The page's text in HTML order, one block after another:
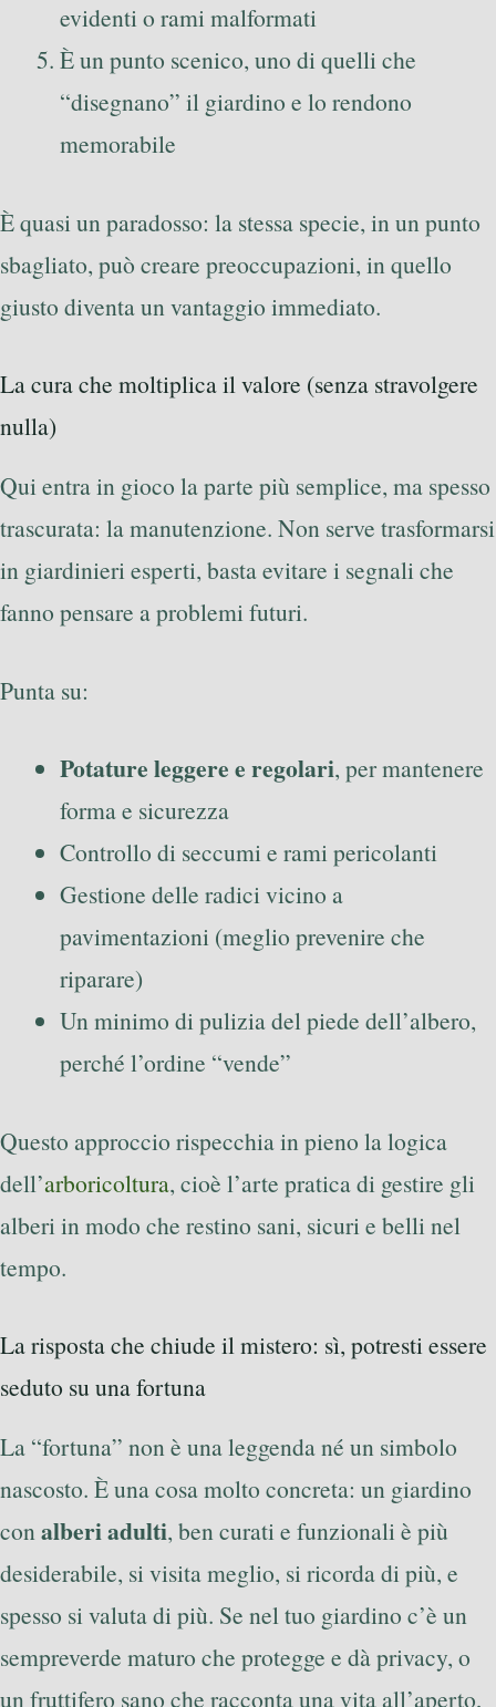
evidenti o rami malformati
È un punto scenico, uno di quelli che
“disegnano” il giardino e lo rendono
memorabile
È quasi un paradosso: la stessa specie, in un punto
sbagliato, può creare preoccupazioni, in quello
giusto diventa un vantaggio immediato.
La cura che moltiplica il valore (senza stravolgere
nulla)
Qui entra in gioco la parte più semplice, ma spesso
trascurata: la manutenzione. Non serve trasformarsi
in giardinieri esperti, basta evitare i segnali che
fanno pensare a problemi futuri.
Punta su:
Potature leggere e regolari, per mantenere
forma e sicurezza
Controllo di seccumi e rami pericolanti
Gestione delle radici vicino a
pavimentazioni (meglio prevenire che
riparare)
Un minimo di pulizia del piede dell’albero,
perché l’ordine “vende”
Questo approccio rispecchia in pieno la logica
dell’arboricoltura, cioè l’arte pratica di gestire gli
alberi in modo che restino sani, sicuri e belli nel
tempo.
La risposta che chiude il mistero: sì, potresti essere
seduto su una fortuna
La “fortuna” non è una leggenda né un simbolo
nascosto. È una cosa molto concreta: un giardino
conalberi adulti, ben curati e funzionali è più
desiderabile, si visita meglio, si ricorda di più, e
spesso si valuta di più. Se nel tuo giardino c’è un
sempreverde maturo che protegge e dà privacy, o
un fruttifero sano che racconta una vita all’aperto,